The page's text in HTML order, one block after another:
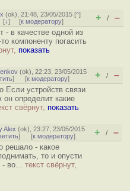
(ok), 21:48, 23/05/2015 [^]
[↓] [к модератору] + / –
- в качестве одной из
компоненту погасить
показать
(ok), 22:23, 23/05/2015
] [к модератору] + / –
Если устройств связи
он определит какие
свёрнут, показать
Alex (ok), 23:27, 23/05/2015
] [к модератору] + / –
решало - какое
то и опусти
- во... текст свёрнут,